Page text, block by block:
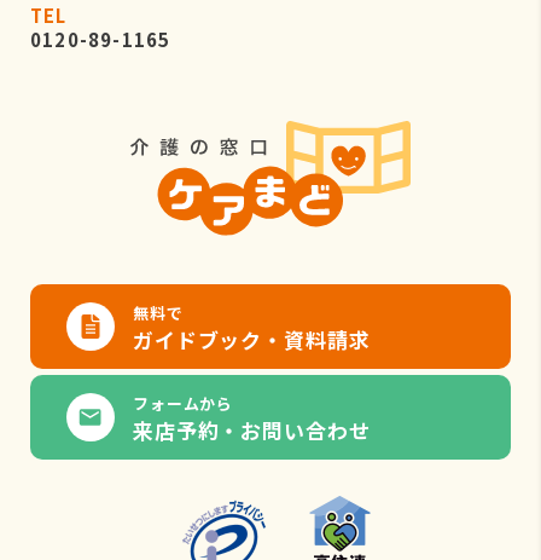
TEL
0120-89-1165
無料で
ガイドブック・資料請求
フォームから
来店予約・お問い合わせ